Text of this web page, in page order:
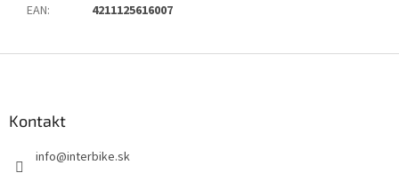
EAN: 4211125616007
Kontakt
info@interbike.sk